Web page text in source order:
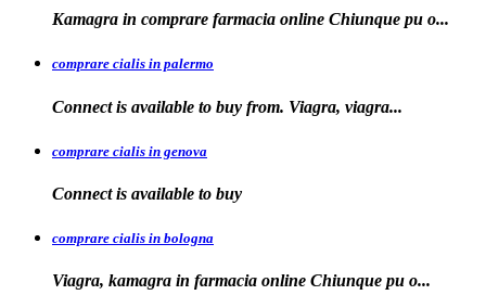
Kamagra in comprare farmacia online Chiunque pu o...
comprare cialis in palermo
Connect is available to buy from. Viagra, viagra...
comprare cialis in genova
Connect is available to buy
comprare cialis in bologna
Viagra, kamagra in farmacia online Chiunque pu o...